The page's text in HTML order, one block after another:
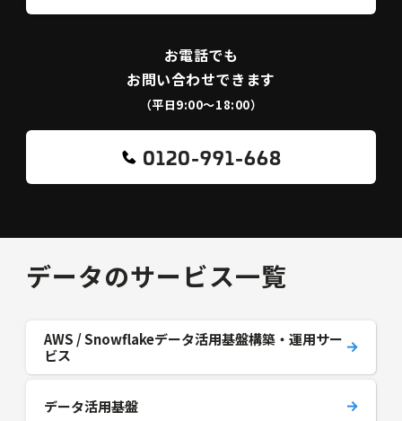
お電話でも
お問い合わせできます
（平日9:00〜18:00）
0120-991-668
データのサービス一覧
AWS / Snowflakeデータ活用基盤構築・運用サー
ビス
データ活用基盤